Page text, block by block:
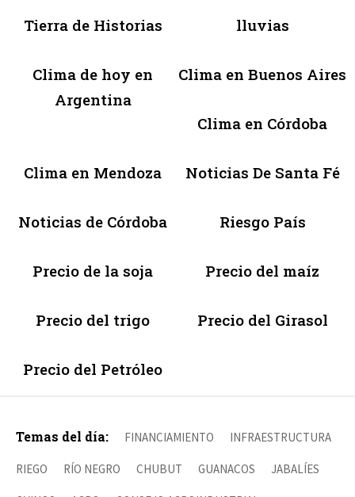
Tierra de Historias lluvias
Clima de hoy en
Argentina
Clima en Buenos Aires
Clima en Córdoba
Clima en Mendoza Noticias De Santa Fé
Noticias de Córdoba Riesgo País
Precio de la soja Precio del maíz
Precio del trigo Precio del Girasol
Precio del Petróleo
Temas del día: FINANCIAMIENTO INFRAESTRUCTURA
RIEGO RÍO NEGRO CHUBUT GUANACOS JABALÍES